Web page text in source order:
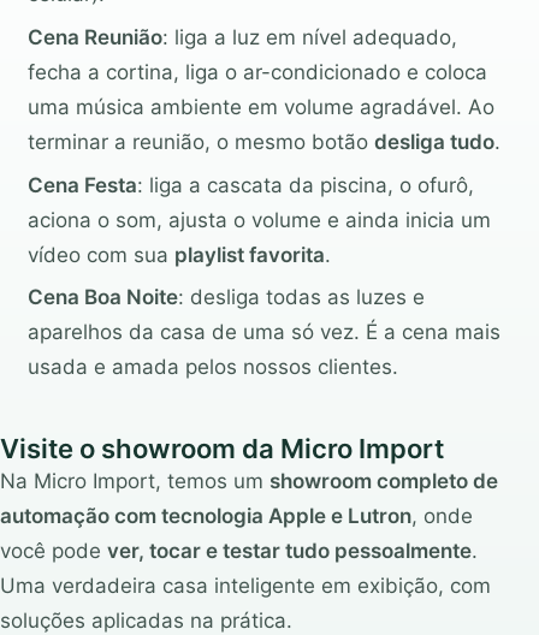
Cena Reunião: liga a luz em nível adequado,
fecha a cortina, liga o ar-condicionado e coloca
uma música ambiente em volume agradável. Ao
terminar a reunião, o mesmo botão desliga tudo.
Cena Festa: liga a cascata da piscina, o ofurô,
aciona o som, ajusta o volume e ainda inicia um
vídeo com sua playlist favorita.
Cena Boa Noite: desliga todas as luzes e
aparelhos da casa de uma só vez. É a cena mais
usada e amada pelos nossos clientes.
Visite o showroom da Micro Import
Na Micro Import, temos um showroom completo de
automação com tecnologia Apple e Lutron, onde
você pode ver, tocar e testar tudo pessoalmente.
Uma verdadeira casa inteligente em exibição, com
soluções aplicadas na prática.